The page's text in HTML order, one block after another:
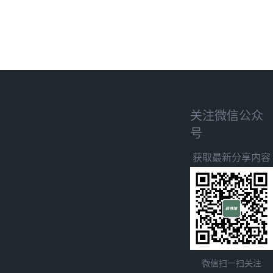
关注微信公众
号
获取最新分享内容
微信扫一扫关注